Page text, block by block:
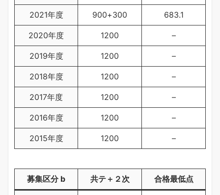
2021年度 900+300 683.1
2020年度 1200 –
2019年度 1200 –
2018年度 1200 –
2017年度 1200 –
2016年度 1200 –
2015年度 1200 –
募集区分 b 共テ＋２次 合格最低点